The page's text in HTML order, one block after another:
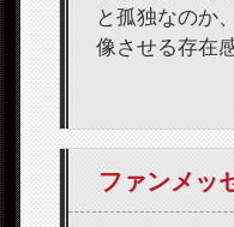
と孤独なのか
像させる存在
ファンメッ